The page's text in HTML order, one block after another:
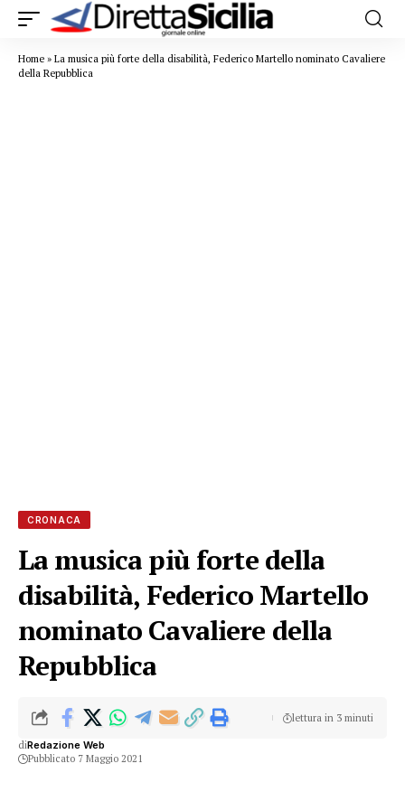
Home » La musica più forte della disabilità, Federico Martello nominato Cavaliere
della Repubblica
CRONACA
La musica più forte della
disabilità, Federico Martello
nominato Cavaliere della
Repubblica
diRedazione Web
Pubblicato 7 Maggio 2021
lettura in 3 minuti